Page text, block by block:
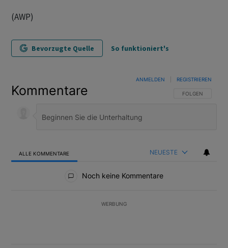
(AWP)
Bevorzugte Quelle So funktioniert's
Kommentare FOLGE DIESER
FOLGEN
ANMELDEN REGISTRIEREN
ALLE KOMMENTARE NEUESTE
Noch keine Kommentare
WERBUNG